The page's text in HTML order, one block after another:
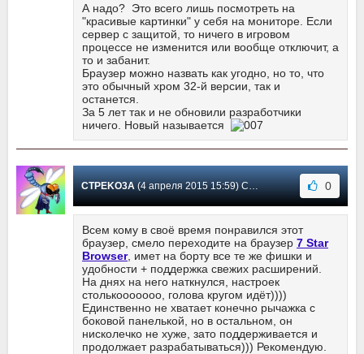
А надо? Это всего лишь посмотреть на
"красивые картинки" у себя на мониторе. Если
сервер с защитой, то ничего в игровом
процессе не изменится или вообще отключит, а
то и забанит.
Браузер можно назвать как угодно, но то, что
это обычный хром 32-й версии, так и
останется.
За 5 лет так и не обновили разработчики
ничего. Новый называется
CTPEKO3A(4 апреля 2015 15:59) Сообщение #45 0
Всем кому в своё время понравился этот
браузер, смело переходите на браузер 7 Star
Browser, имет на борту все те же фишки и
удобности + поддержка свежих расширений.
На днях на него наткнулся, настроек
столькооооооо, голова кругом идёт))))
Единственно не хватает конечно рычажка с
боковой панелькой, но в остальном, он
нисколечко не хуже, зато поддерживается и
продолжает разрабатываться))) Рекомендую.